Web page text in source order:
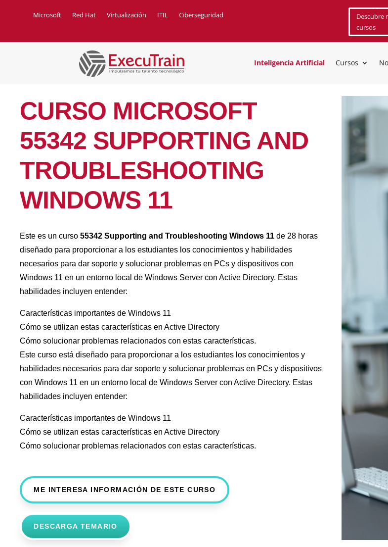
Microsoft Red Hat Virtualización ITIL Ciberseguridad
Descubre
cursos
Inteligencia Artificial Cursos
CURSO MICROSOFT
55342 SUPPORTING AND
TROUBLESHOOTING
WINDOWS 11
Este es un curso55342 Supporting and Troubleshooting Windows 11 de 28 horas
diseñado para proporcionar a los estudiantes los conocimientos y habilidades
necesarios para dar soporte y solucionar problemas en PCs y dispositivos con
Windows 11 en un entorno local de Windows Server con Active Directory. Estas
habilidades incluyen entender:
Características importantes de Windows 11
Cómo se utilizan estas características en Active Directory
Cómo solucionar problemas relacionados con estas características.
Este curso está diseñado para proporcionar a los estudiantes los conocimientos y
habilidades necesarios para dar soporte y solucionar problemas en PCs y dispositivos
con Windows 11 en un entorno local de Windows Server con Active Directory. Estas
habilidades incluyen entender:
Características importantes de Windows 11
Cómo se utilizan estas características en Active Directory
Cómo solucionar problemas relacionados con estas características.
ME INTERESA INFORMACIÓN DE ESTE CURSO
DESCARGA TEMARIO